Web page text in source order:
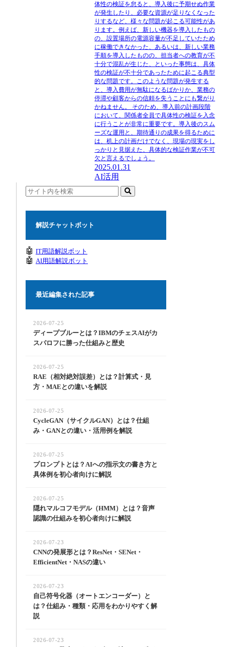
体性の検証を怠ると、導入後に予期せぬ作業
が発生したり、必要な資源が足りなくなった
りするなど、様々な問題が起こる可能性があ
ります。例えば、新しい機器を導入したもの
の、設置場所の電源容量が不足していたため
に稼働できなかった、あるいは、新しい業務
手順を導入したものの、担当者への教育が不
十分で混乱が生じた、といった事態は、具体
性の検証が不十分であったために起こる典型
的な問題です。このような問題が発生する
と、導入費用が無駄になるばかりか、業務の
停滞や顧客からの信頼を失うことにも繋がり
かねません。 そのため、導入前の計画段階
において、関係者全員で具体性の検証を入念
に行うことが非常に重要です。導入後のスム
ーズな運用と、期待通りの成果を得るために
は、机上の計画だけでなく、現場の現実をし
っかりと見据えた、具体的な検証作業が不可
欠と言えるでしょう。
2025.01.31
AI活用
解説チャットボット
🤖 IT用語解説ボット
🤖 AI用語解説ボット
最近編集された記事
ディープブルーとは？IBMのチェスAIがカ
スパロフに勝った仕組みと歴史
2026-07-25
RAE（相対絶対誤差）とは？計算式・見
方・MAEとの違いを解説
2026-07-25
CycleGAN（サイクルGAN）とは？仕組
み・GANとの違い・活用例を解説
2026-07-25
プロンプトとは？AIへの指示文の書き方と
具体例を初心者向けに解説
2026-07-25
隠れマルコフモデル（HMM）とは？音声
認識の仕組みを初心者向けに解説
2026-07-25
CNNの発展形とは？ResNet・SENet・
EfficientNet・NASの違い
2026-07-23
自己符号化器（オートエンコーダー）と
は？仕組み・種類・応用をわかりやすく解
説
2026-07-23
2026-07-23